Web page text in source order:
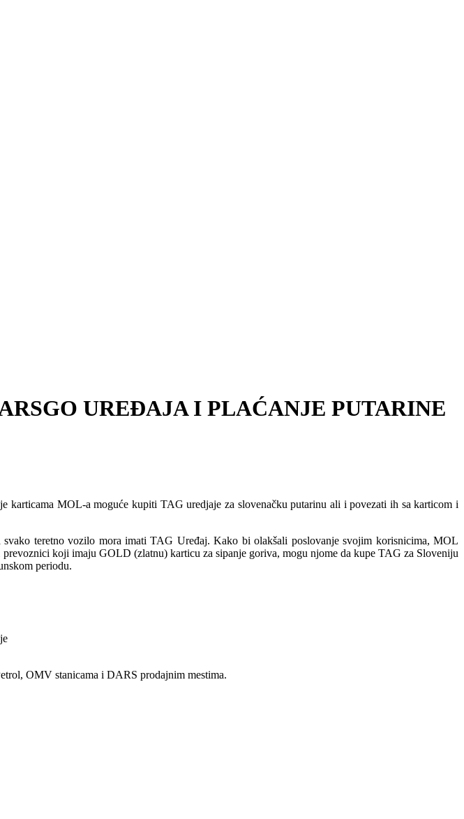
UREĐAJA I PLAĆANJE PUTARINE
karticama MOL-a moguće kupiti TAG uredjaje za slovenačku putarinu ali i povezati ih sa karticom i
teretno vozilo mora imati TAG Uređaj. Kako bi olakšali poslovanje svojim korisnicima, MOL
koji imaju GOLD (zlatnu) karticu za sipanje goriva, mogu njome da kupe TAG za Sloveniju
periodu.
OMV stanicama i DARS prodajnim mestima.